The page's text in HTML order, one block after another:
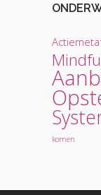
komen